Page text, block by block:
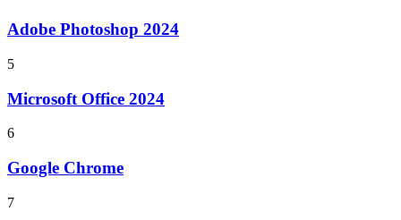
Adobe Photoshop 2024
5
Microsoft Office 2024
6
Google Chrome
7